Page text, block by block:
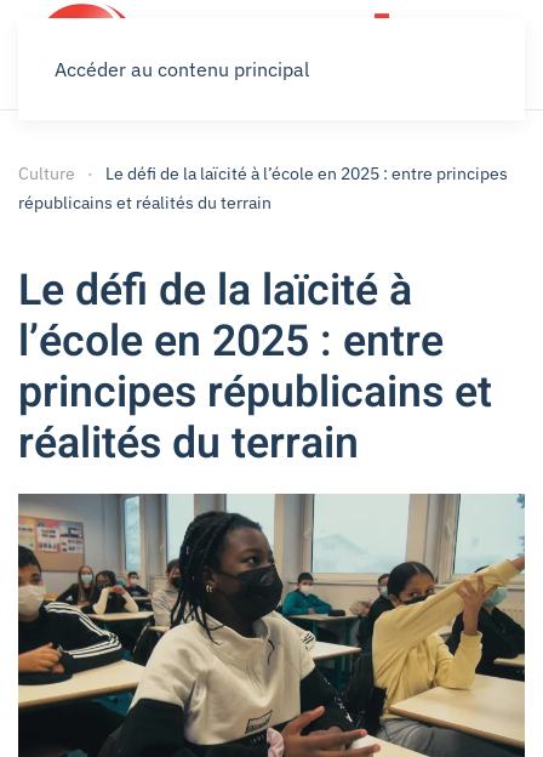
Accéder au contenu principal
Culture
Le défi de la laïcité à l’école en 2025 : entre principes
républicains et réalités du terrain
Le défi de la laïcité à
l’école en 2025 : entre
principes républicains et
réalités du terrain